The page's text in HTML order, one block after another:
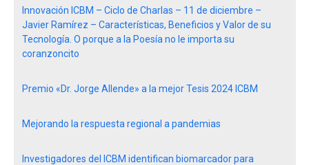
Innovación ICBM – Ciclo de Charlas – 11 de diciembre –
Javier Ramírez – Características, Beneficios y Valor de su
Tecnología. O porque a la Poesía no le importa su
coranzoncito
Premio «Dr. Jorge Allende» a la mejor Tesis 2024 ICBM
Mejorando la respuesta regional a pandemias
Investigadores del ICBM identifican biomarcador para